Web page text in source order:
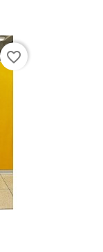
favorite_border